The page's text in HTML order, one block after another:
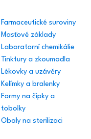
Farmaceutické suroviny
Masťové základy
Laboratorní chemikálie
Tinktury a zkoumadla
Lékovky a uzávěry
Kelímky a bralenky
Formy na čípky a
tobolky
Obaly na sterilizaci